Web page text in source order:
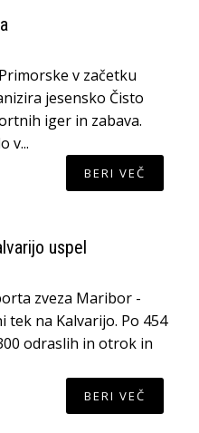
v začetku
jesensko Čisto
iger in zabava.
v...
BERI VEČ
uspel
zveza Maribor -
tek na Kalvarijo. Po 454
odraslih in otrok in
BERI VEČ